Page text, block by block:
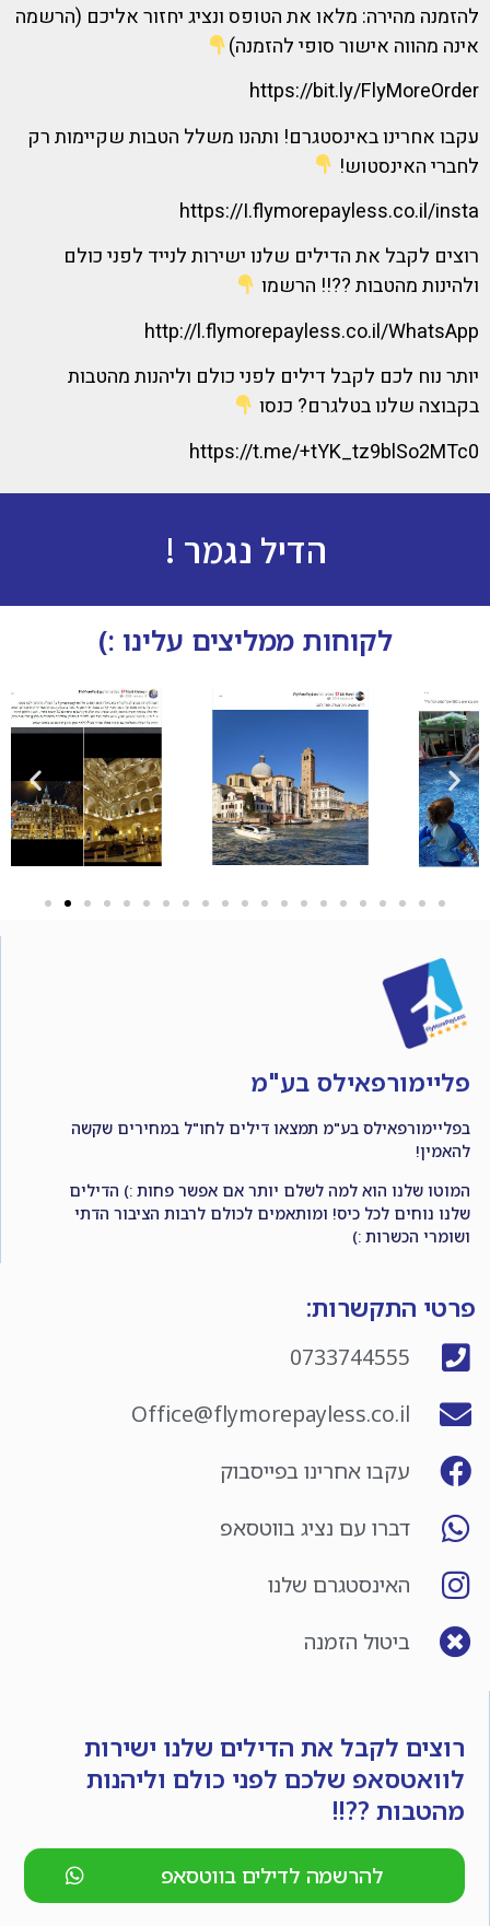
להזמנה מהירה: מלאו את הטופס ונציג יחזור אליכם (הרשמה
אינה מהווה אישור סופי להזמנה)
https://bit.ly/FlyMoreOrder
עקבו אחרינו באינסטגרם! ותהנו משלל הטבות שקיימות רק
לחברי האינסטוש!
https://I.flymorepayless.co.il/insta
רוצים לקבל את הדילים שלנו ישירות לנייד לפני כולם
ולהינות מהטבות ??!! הרשמו
http://l.flymorepayless.co.il/WhatsApp
יותר נוח לכם לקבל דילים לפני כולם וליהנות מהטבות
בקבוצה שלנו בטלגרם? כנסו
https://t.me/+tYK_tz9blSo2MTc0
הדיל נגמר !
לקוחות ממליצים עלינו :)
פליימורפאילס בע"מ
בפליימורפאילס בע"מ תמצאו דילים לחו"ל במחירים שקשה
להאמין!
המוטו שלנו הוא למה לשלם יותר אם אפשר פחות :) הדילים
שלנו נוחים לכל כיס! ומותאמים לכולם לרבות הציבור הדתי
ושומרי הכשרות :)
פרטי התקשרות:
0733744555
Office@flymorepayless.co.il
עקבו אחרינו בפייסבוק
דברו עם נציג בווטסאפ
האינסטגרם שלנו
ביטול הזמנה
רוצים לקבל את הדילים שלנו ישירות
לוואטסאפ שלכם לפני כולם וליהנות
מהטבות ??!!
להרשמה לדילים בווטסאפ